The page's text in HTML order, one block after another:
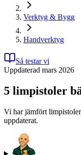
Verktyg & Bygg
Handverktyg
Så testar vi
Uppdaterad mars 2026
5 limpistoler
Vi har jämfört
uppdaterat.